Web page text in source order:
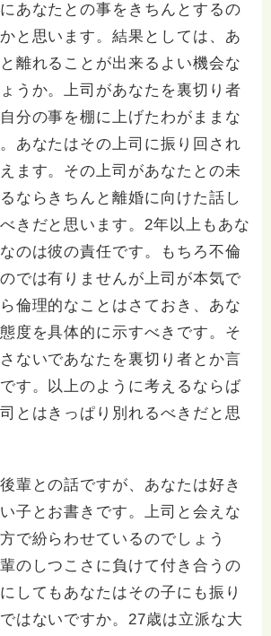
あなたとの事をきちんとするの
と思います。結果としては、あ
離れることが出来るよい機会な
うか。上司があなたを裏切り者
分の事を棚に上げたわがままな
あなたはその上司に振り回され
ます。その上司があなたとの未
ならきちんと離婚に向けた話し
きだと思います。2年以上もあな
のは彼の責任です。もちろ不倫
では有りませんが上司が本気で
倫理的なことはさておき、あな
度を具体的に示すべきです。そ
ないであなたを裏切り者とか言
す。以上のように考えるならば
とはきっぱり別れるべきだと思
輩との話ですが、あなたは好き
子とお書きです。上司と会えな
で紛らわせているのでしょう
のしつこさに負けて付き合うの
してもあなたはその子にも振り
はないですか。27歳は立派な大